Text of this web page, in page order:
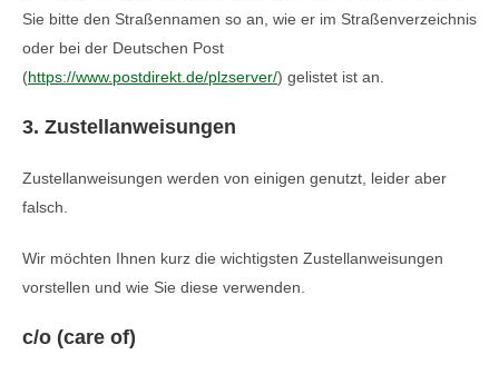
Sie bitte den Straßennamen so an, wie er im Straßenverzeichnis
oder bei der Deutschen Post
(https://www.postdirekt.de/plzserver/) gelistet ist an.
3. Zustellanweisungen
Zustellanweisungen werden von einigen genutzt, leider aber
falsch.
Wir möchten Ihnen kurz die wichtigsten Zustellanweisungen
vorstellen und wie Sie diese verwenden.
c/o (care of)